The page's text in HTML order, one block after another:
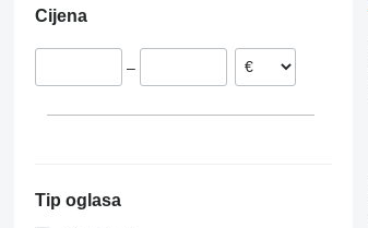
Cijena
–
Tip oglasa